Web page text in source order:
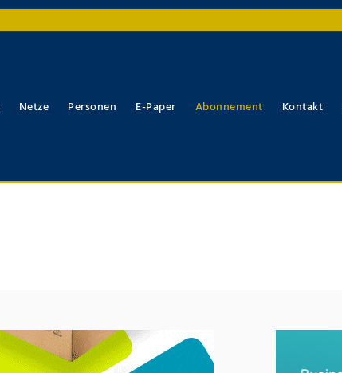
Netze Personen E-Paper Abonnement Kontakt